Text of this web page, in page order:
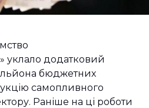
уклало додатковий
бюджетних
самопливного
Раніше на ці роботи